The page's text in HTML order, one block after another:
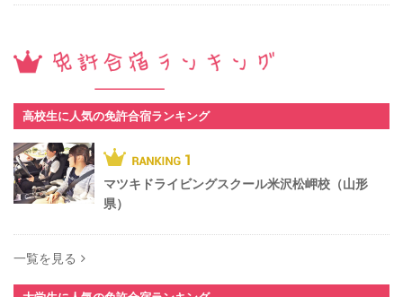
高校生に人気の免許合宿ランキング
一覧を見る
マツキドライビングスクール米沢松岬校（山形
県）